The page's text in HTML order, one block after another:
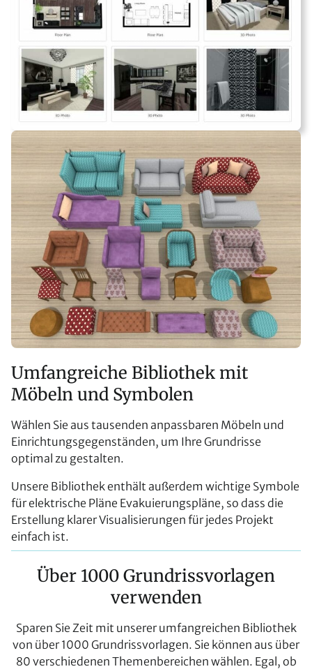
Umfangreiche Bibliothek mit
Möbeln und Symbolen
Wählen Sie aus tausenden anpassbaren Möbeln und
Einrichtungsgegenständen, um Ihre Grundrisse
optimal zu gestalten.
Unsere Bibliothek enthält außerdem wichtige Symbole
für elektrische Pläne Evakuierungspläne, so dass die
Erstellung klarer Visualisierungen für jedes Projekt
einfach ist.
Über 1000 Grundrissvorlagen
verwenden
Sparen Sie Zeit mit unserer umfangreichen Bibliothek
von über 1000 Grundrissvorlagen. Sie können aus über
80 verschiedenen Themenbereichen wählen. Egal, ob